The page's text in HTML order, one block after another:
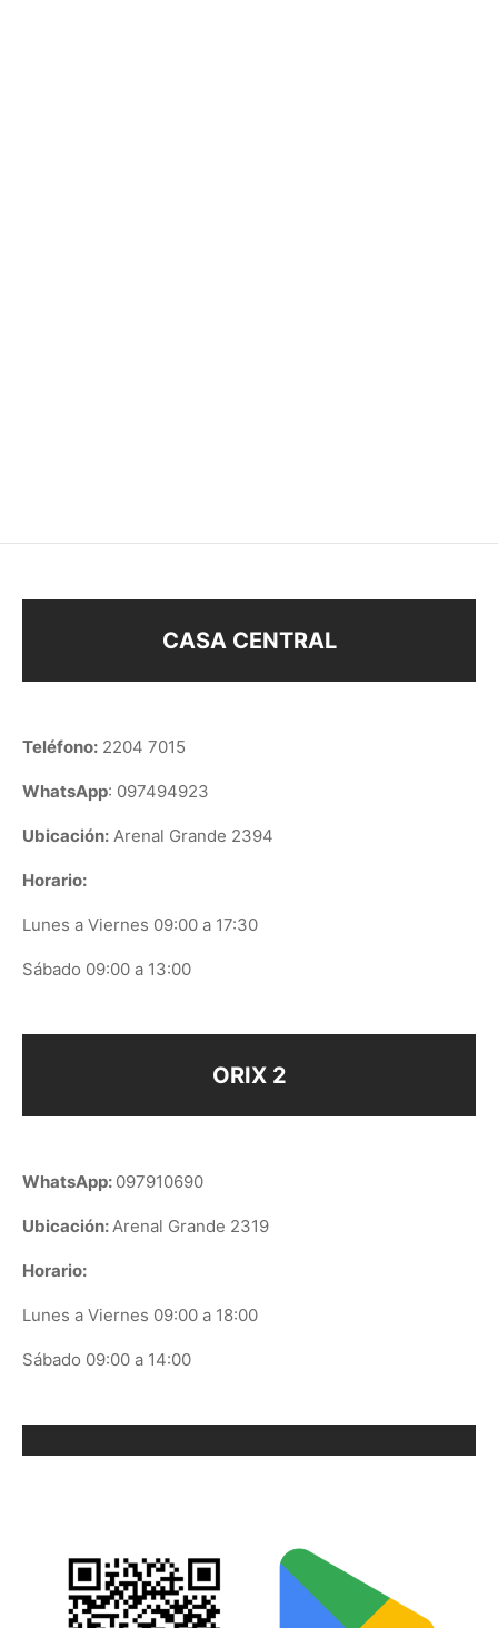
CASA CENTRAL
Teléfono: 2204 7015
WhatsApp: 097494923
Ubicación: Arenal Grande 2394
Horario:
Lunes a Viernes 09:00 a 17:30
Sábado 09:00 a 13:00
ORIX 2
WhatsApp: 097910690
Ubicación:Arenal Grande 2319
Horario:
Lunes a Viernes 09:00 a 18:00
Sábado 09:00 a 14:00